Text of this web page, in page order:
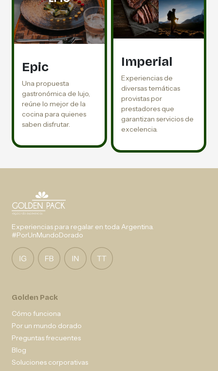
Epic
Una propuesta
gastronómica de lujo,
reúne lo mejor de la
cocina para quienes
saben disfrutar.
Imperial
Experiencias de
diversas temáticas
provistas por
prestadores que
garantizan servicios de
excelencia.
Experiencias para regalar en toda Argentina.
#PorUnMundoDorado
Golden Pack
Cómo funciona
Por un mundo dorado
Preguntas frecuentes
Blog
Soluciones corporativas